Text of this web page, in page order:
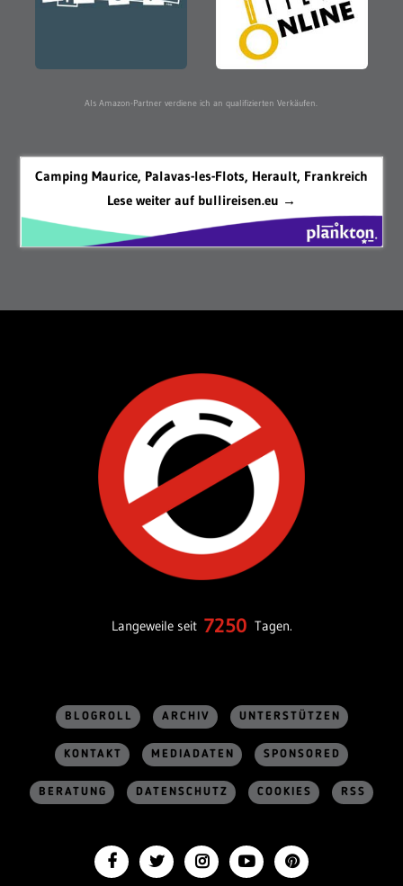
Als Amazon-Partner verdiene ich an qualifizierten Verkäufen.
Camping Maurice, Palavas-les-Flots, Herault, Frankreich
Lese weiter auf bullireisen.eu →
Langeweile seit 7250 Tagen.
BLOGROLL ARCHIV UNTERSTÜTZEN
KONTAKT MEDIADATEN SPONSORED
BERATUNG DATENSCHUTZ COOKIES RSS